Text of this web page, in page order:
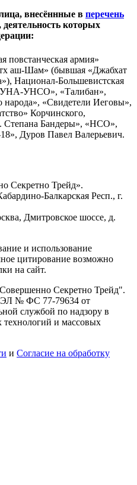
внесённные в перечень
деятельность которых
повстанческая армия»
аш-Шам» (бывшая «Джабхат
Национал-Большевистская
УНСО», «Талибан»,
народа», «Свидетели Иеговы»,
Корчинского,
Степана Бандеры», «НСО»,
Дуров Павел Валерьевич.
Секретно Трейд».
Балкарская Респ., г.
Дмитровское шоссе, д.
и использование
цитирование возможно
на сайт.
Секретно Трейд".
ЭЛ № ФС 77-79634 от
службой по надзору в
и массовых
и Согласие на обработку